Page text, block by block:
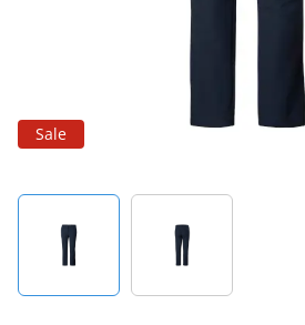
Sale